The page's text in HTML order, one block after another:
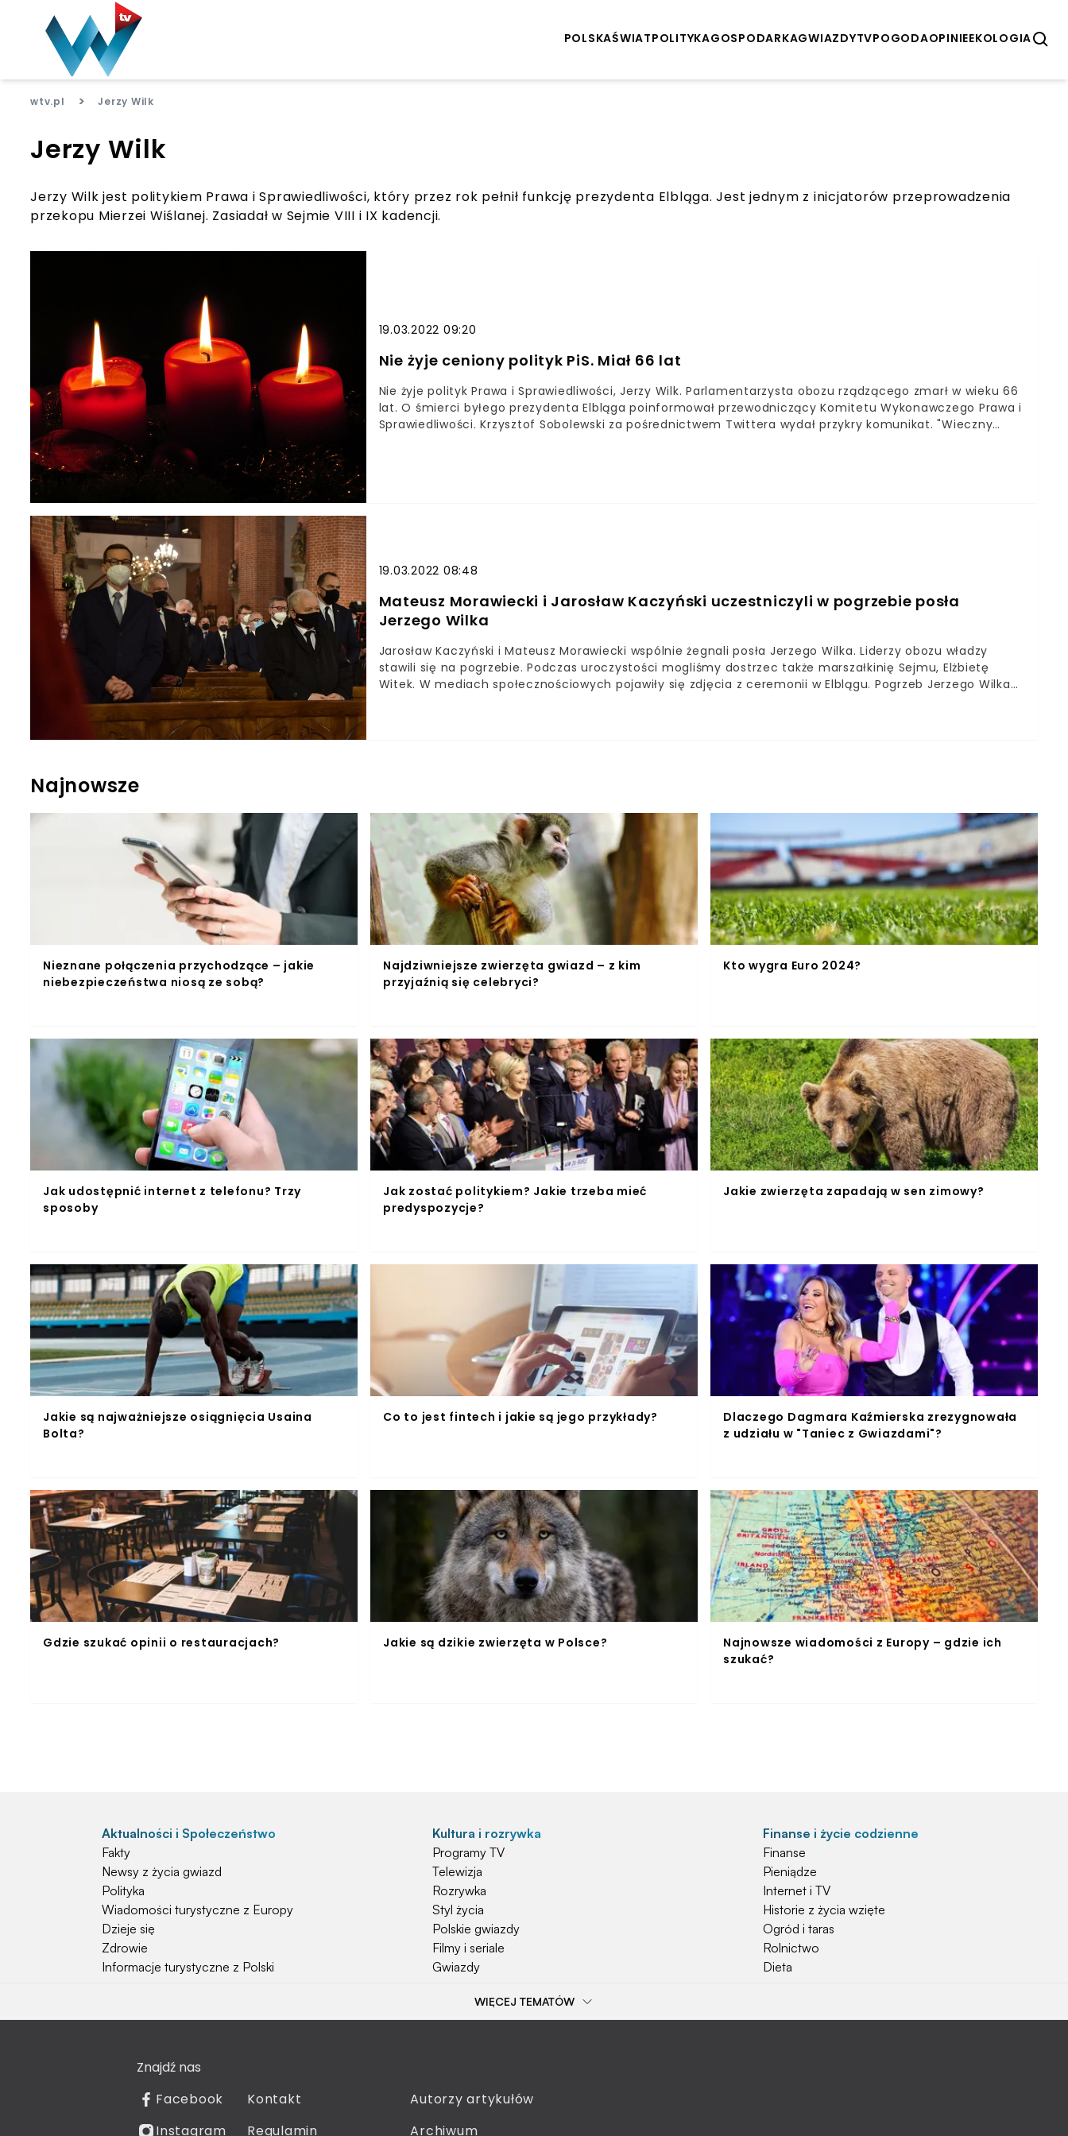
POLSKAŚWIATPOLITYKAGOSPODARKAGWIAZDYTVPOGODAOPINIEEKOLOGIA
wtv.pl > Jerzy Wilk
Jerzy Wilk
Jerzy Wilk jest politykiem Prawa i Sprawiedliwości, który przez rok pełnił funkcję prezydenta Elbląga. Jest jednym z inicjatorów przeprowadzenia
przekopu Mierzei Wiślanej. Zasiadał w Sejmie VIII i IX kadencji.
19.03.2022 09:20
Nie żyje ceniony polityk PiS. Miał 66 lat
Nie żyje polityk Prawa i Sprawiedliwości, Jerzy Wilk. Parlamentarzysta obozu rządzącego zmarł w wieku 66
lat. O śmierci byłego prezydenta Elbląga poinformował przewodniczący Komitetu Wykonawczego Prawa i
Sprawiedliwości. Krzysztof Sobolewski za pośrednictwem Twittera wydał przykry komunikat. "Wieczny
19.03.2022 08:48
Mateusz Morawiecki i Jarosław Kaczyński uczestniczyli w pogrzebie posła
Jerzego Wilka
Jarosław Kaczyński i Mateusz Morawiecki wspólnie żegnali posła Jerzego Wilka. Liderzy obozu władzy
stawili się na pogrzebie. Podczas uroczystości mogliśmy dostrzec także marszałkinię Sejmu, Elżbietę
Witek. W mediach społecznościowych pojawiły się zdjęcia z ceremonii w Elblągu. Pogrzeb Jerzego Wilka
Najnowsze
Nieznane połączenia przychodzące – jakie
niebezpieczeństwa niosą ze sobą?
Najdziwniejsze zwierzęta gwiazd – z kim
przyjaźnią się celebryci?
Kto wygra Euro 2024?
Jak udostępnić internet z telefonu? Trzy
sposoby
Jak zostać politykiem? Jakie trzeba mieć
predyspozycje?
Jakie zwierzęta zapadają w sen zimowy?
Jakie są najważniejsze osiągnięcia Usaina
Bolta?
Co to jest fintech i jakie są jego przykłady?
Dlaczego Dagmara Kaźmierska zrezygnowała
z udziału w "Taniec z Gwiazdami"?
Gdzie szukać opinii o restauracjach? Jakie są dzikie zwierzęta w Polsce?
Najnowsze wiadomości z Europy – gdzie ich
szukać?
Aktualności i Społeczeństwo
Fakty
Newsy z życia gwiazd
Polityka
Wiadomości turystyczne z Europy
Dzieje się
Zdrowie
Informacje turystyczne z Polski
Kultura i rozrywka
Programy TV
Telewizja
Rozrywka
Styl życia
Polskie gwiazdy
Filmy i seriale
Gwiazdy
Finanse i życie codzienne
Finanse
Pieniądze
Internet i TV
Historie z życia wzięte
Ogród i taras
Rolnictwo
Dieta
Natura i Hobby
Rośliny
Technologia
Piłka nożna
Popularne tematy
Emerytura
Dziecko
Najchętniej czytane
WIĘCEJ TEMATÓW
Znajdź nas
Facebook
Instagram
Kontakt
Regulamin
Autorzy artykułów
Archiwum